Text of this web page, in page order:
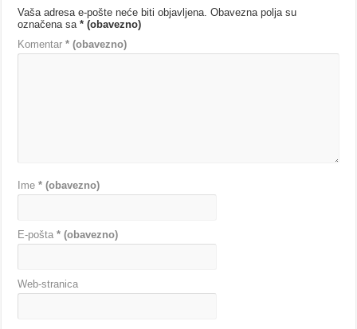
Vaša adresa e-pošte neće biti objavljena. Obavezna polja su
označena sa* (obavezno)
Komentar* (obavezno)
Ime* (obavezno)
E-pošta* (obavezno)
Web-stranica